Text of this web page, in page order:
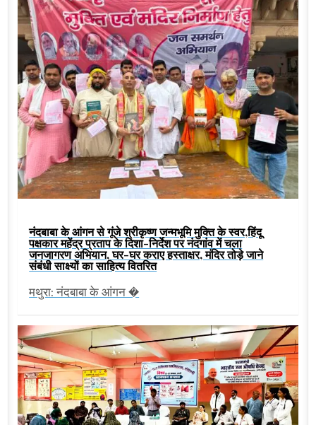
नंदबाबा के आंगन से गूंजे श्रीकृष्ण जन्मभूमि मुक्ति के स्वर,हिंदू
पक्षकार महेंद्र प्रताप के दिशा-निर्देश पर नंदगांव में चला
जनजागरण अभियान, घर-घर कराए हस्ताक्षर, मंदिर तोड़े जाने
संबंधी साक्ष्यों का साहित्य वितरित
मथुरा: नंदबाबा के आंगन �